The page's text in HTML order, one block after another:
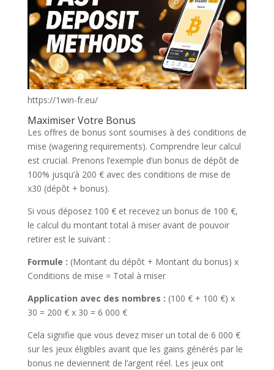
https://1win-fr.eu/
Maximiser Votre Bonus
Les offres de bonus sont soumises à des conditions de
mise (wagering requirements). Comprendre leur calcul
est crucial. Prenons l’exemple d’un bonus de dépôt de
100% jusqu’à 200 € avec des conditions de mise de
x30 (dépôt + bonus).
Si vous déposez 100 € et recevez un bonus de 100 €,
le calcul du montant total à miser avant de pouvoir
retirer est le suivant :
Formule : (Montant du dépôt + Montant du bonus) x
Conditions de mise = Total à miser
Application avec des nombres : (100 € + 100 €) x
30 = 200 € x 30 = 6 000 €
Cela signifie que vous devez miser un total de 6 000 €
sur les jeux éligibles avant que les gains générés par le
bonus ne deviennent de l’argent réel. Les jeux ont